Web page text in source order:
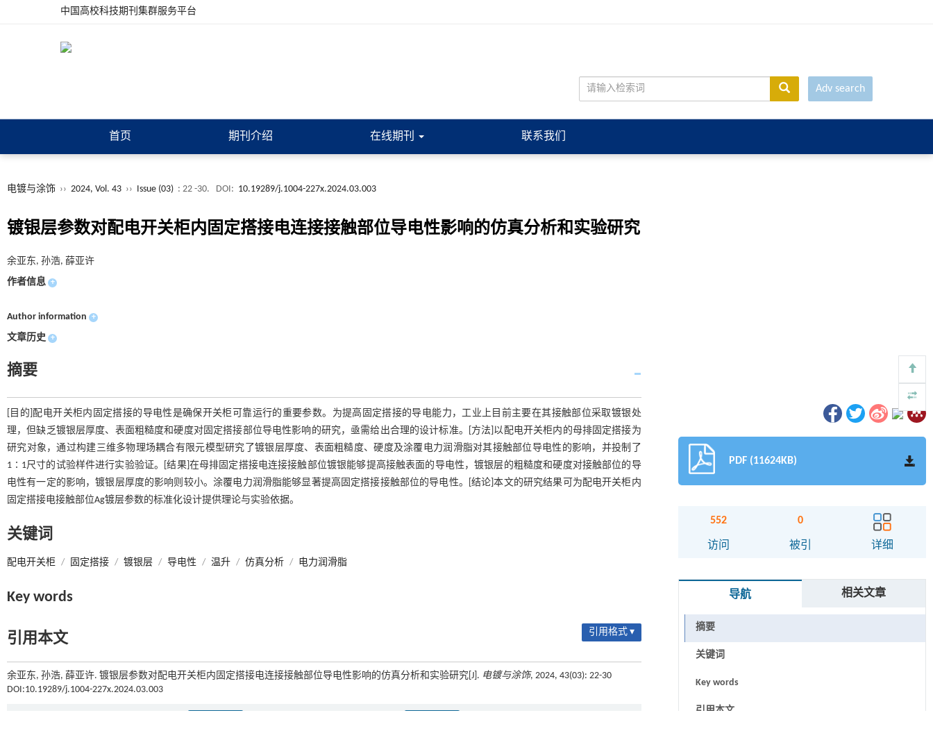
中国高校科技期刊集群服务平台
Adv search
首页 期刊介绍 在线期刊 联系我们
电镀与涂饰 ›› 2024, Vol. 43 ›› Issue (03) : 22 -30. DOI: 10.19289/j.1004-227x.2024.03.003
镀银层参数对配电开关柜内固定搭接电连接接触部位导电性影响的仿真分析和实验研究
余亚东, 孙浩, 薛亚许
作者信息 +
Author information +
文章历史 +
摘要
[目的]配电开关柜内固定搭接的导电性是确保开关柜可靠运行的重要参数。为提高固定搭接的导电能力，工业上目前主要在其接触部位采取镀银处
理，但缺乏镀银层厚度、表面粗糙度和硬度对固定搭接部位导电性影响的研究，亟需给出合理的设计标准。[方法]以配电开关柜内的母排固定搭接为
研究对象，通过构建三维多物理场耦合有限元模型研究了镀银层厚度、表面粗糙度、硬度及涂覆电力润滑脂对其接触部位导电性的影响，并投制了
1∶1尺寸的试验样件进行实验验证。[结果]在母排固定搭接电连接接触部位镀银能够提高接触表面的导电性，镀银层的粗糙度和硬度对接触部位的导
电性有一定的影响，镀银层厚度的影响则较小。涂覆电力润滑脂能够显著提高固定搭接接触部位的导电性。[结论]本文的研究结果可为配电开关柜内
固定搭接电接触部位Ag镀层参数的标准化设计提供理论与实验依据。
关键词
配电开关柜 / 固定搭接 / 镀银层 / 导电性 / 温升 / 仿真分析 / 电力润滑脂
Key words
引用本文 引用格式 ▾
余亚东, 孙浩, 薛亚许. 镀银层参数对配电开关柜内固定搭接电连接接触部位导电性影响的仿真分析和实验研究[J]. 电镀与涂饰, 2024, 43(03): 22-30
DOI:10.19289/j.1004-227x.2024.03.003
PDF (11624KB)
552
访问
0
被引 详细
导航 相关文章
摘要
关键词
Key words
引用本文